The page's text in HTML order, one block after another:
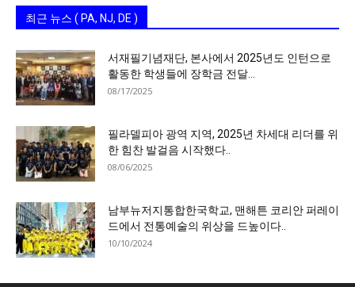
최근 뉴스 ( PA, NJ, DE )
서재필기념재단, 본사에서 2025년도 인턴으로
활동한 학생들에 장학금 전달…
08/17/2025
필라델피아 광역 지역, 2025년 차세대 리더를 위
한 힘찬 발걸음 시작했다..
08/06/2025
남부뉴저지통합한국학교, 맨해튼 코리안 퍼레이
드에서 전통예술의 위상을 드높이다..
10/10/2024